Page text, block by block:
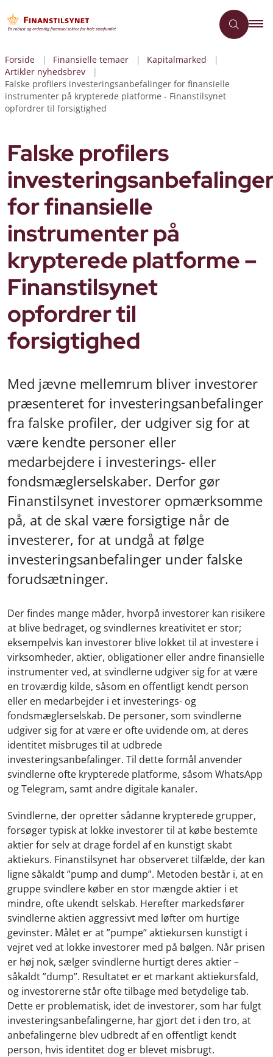
Forside Finansielle temaer
Kapitalmarked
Artikler nyhedsbrev
Falske profilers investeringsanbefalinger for finansielle
instrumenter på krypterede platforme - Finanstilsynet
opfordrer til forsigtighed
Falske profilers
for finansielle
instrumenter på
krypterede platforme –
Finanstilsynet
opfordrer til
forsigtighed
Med jævne mellemrum bliver investorer
præsenteret for investeringsanbefalinger
fra falske profiler, der udgiver sig for at
være kendte personer eller
medarbejdere i investerings- eller
fondsmæglerselskaber. Derfor gør
Finanstilsynet investorer opmærksomme
på, at de skal være forsigtige når de
investerer, for at undgå at følge
investeringsanbefalinger under falske
forudsætninger.
Der findes mange måder, hvorpå investorer kan risikere
at blive bedraget, og svindlernes kreativitet er stor;
eksempelvis kan investorer blive lokket til at investere i
virksomheder, aktier, obligationer eller andre finansielle
instrumenter ved, at svindlerne udgiver sig for at være
en troværdig kilde, såsom en offentligt kendt person
eller en medarbejder i et investerings- og
fondsmæglerselskab. De personer, som svindlerne
udgiver sig for at være er ofte uvidende om, at deres
identitet misbruges til at udbrede
investeringsanbefalinger. Til dette formål anvender
svindlerne ofte krypterede platforme, såsom WhatsApp
og Telegram, samt andre digitale kanaler.
Svindlerne, der opretter sådanne krypterede grupper,
forsøger typisk at lokke investorer til at købe bestemte
aktier for selv at drage fordel af en kunstigt skabt
aktiekurs. Finanstilsynet har observeret tilfælde, der kan
ligne såkaldt ”pump and dump”. Metoden består i, at en
gruppe svindlere køber en stor mængde aktier i et
mindre, ofte ukendt selskab. Herefter markedsfører
svindlerne aktien aggressivt med løfter om hurtige
gevinster. Målet er at ”pumpe” aktiekursen kunstigt i
vejret ved at lokke investorer med på bølgen. Når prisen
er høj nok, sælger svindlerne hurtigt deres aktier –
såkaldt ”dump”. Resultatet er et markant aktiekursfald,
og investorerne står ofte tilbage med betydelige tab.
Dette er problematisk, idet de investorer, som har fulgt
investeringsanbefalingerne, har gjort det i den tro, at
anbefalingerne blev udbredt af en offentligt kendt
person, hvis identitet dog er blevet misbrugt.